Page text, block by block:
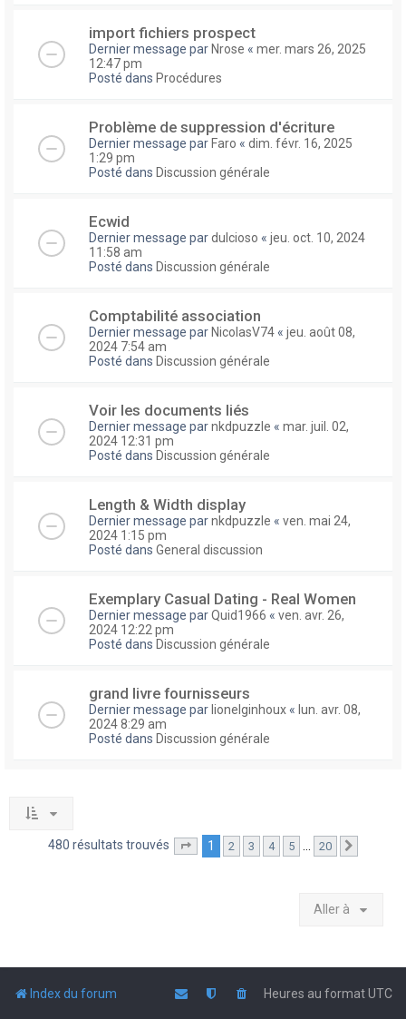
import fichiers prospect
Dernier message par Nrose « mer. mars 26, 2025
12:47 pm
Posté dans Procédures
Problème de suppression d'écriture
Dernier message par Faro « dim. févr. 16, 2025
1:29 pm
Posté dans Discussion générale
Ecwid
Dernier message pardulcioso « jeu. oct. 10, 2024
11:58 am
Posté dans Discussion générale
Comptabilité association
Dernier message par NicolasV74 « jeu. août 08,
2024 7:54 am
Posté dans Discussion générale
Voir les documents liés
Dernier message parnkdpuzzle « mar. juil. 02,
2024 12:31 pm
Posté dans Discussion générale
Length & Width display
Dernier message parnkdpuzzle « ven. mai 24,
2024 1:15 pm
Posté dans General discussion
Exemplary Сasual Dating - Real Women
Dernier message parQuid1966 « ven. avr. 26,
2024 12:22 pm
Posté dans Discussion générale
grand livre fournisseurs
Dernier message par lionelginhoux « lun. avr. 08,
2024 8:29 am
Posté dans Discussion générale
480 résultats trouvés Page sur20
1 2 3 4 5 … 20
Aller à
Index du forum Heures au formatUTC